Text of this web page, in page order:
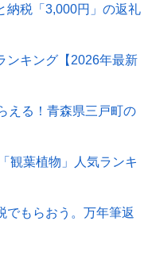
納税「3,000円」の返礼
ンキング【2026年最新
える！青森県三戸町の
観葉植物」人気ランキ
でもらおう。万年筆返